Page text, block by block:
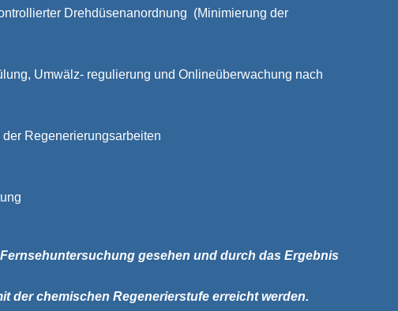
Drehdüsenanordnung (Minimierung der
Umwälz- regulierung und Onlineüberwachung nach
Regenerierungsarbeiten
gesehen und durch das Ergebnis
der chemischen Regenerierstufe erreicht werden.